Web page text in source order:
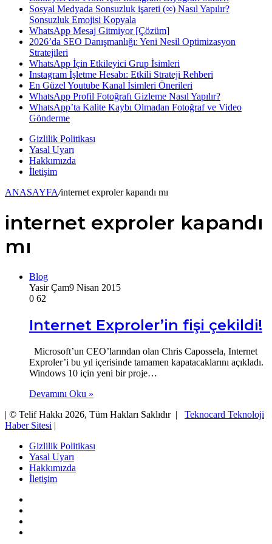
...
Sosyal Medyada Sonsuzluk işareti (∞) Nasıl Yapılır?
Sonsuzluk Emojisi Kopyala
WhatsApp Mesaj Gitmiyor [Çözüm]
2026’da SEO Danışmanlığı: Yeni Nesil Optimizasyon
Stratejileri
WhatsApp İçin Etkileyici Grup İsimleri
Instagram İşletme Hesabı: Etkili Strateji Rehberi
En Güzel Youtube Kanal İsimleri Önerileri
WhatsApp Profil Fotoğrafı Gizleme Nasıl Yapılır?
WhatsApp’ta Kalite Kaybı Olmadan Fotoğraf ve Video
Gönderme
Gizlilik Politikası
Yasal Uyarı
Hakkımızda
İletişim
ANASAYFA/internet exproler kapandı mı
internet exproler kapandı
mı
Blog
Yasir Çam9 Nisan 2015
0 62
Internet Exproler’in fişi çekildi!
Microsoft’un CEO’larından olan Chris Capossela, Internet
Exproler’i bu yıl içerisinde tamamen kapatacaklarını açıkladı.
Windows 10 için yeni bir proje…
Devamını Oku »
| © Telif Hakkı 2026, Tüm Hakları Saklıdır | Teknocard Teknoloji
Haber Sitesi |
Gizlilik Politikası
Yasal Uyarı
Hakkımızda
İletişim